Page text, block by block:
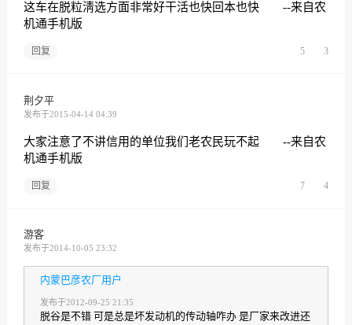
这车在脱粒淸选方面非常好干活也快回本也快 --来自农
机通手机版
回复 5 3
荆夕平
发布于2015-04-14 04:39
大家注意了不讲信用的单位我们老农民玩不起 --来自农
机通手机版
回复 7 4
游客
发布于2014-10-05 23:32
内蒙巴彦农厂用户
发布于2012-09-25 21:35
脱谷是不错 可是总是坏发动机的传动轴咋办 是厂家来改进还